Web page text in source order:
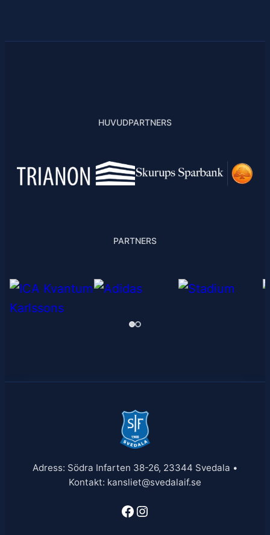
HUVUDPARTNERS
PARTNERS
Adress: Södra Infarten 38-26, 23344 Svedala •
Kontakt: kansliet@svedalaif.se
Facebook
Instagram